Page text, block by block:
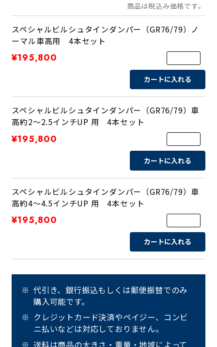
商品は税込み価格です。
スペシャルビルシュタインダンパー（GR76/79）ノ
ーマル車高用 4本セット
¥195,800
カートに入れる
スペシャルビルシュタインダンパー（GR76/79）車
高約2～2.5インチUP 用 4本セット
¥195,800
カートに入れる
スペシャルビルシュタインダンパー（GR76/79）車
高約4～4.5インチUP 用 4本セット
¥195,800
カートに入れる
代引き、銀行振込もしくは郵便振替でのみ
購入可能です。
クレジットカード決済やペイジー、コンビ
ニ払いなどは対応しておりません。
送料は商品の大きさ・重量・地域によって